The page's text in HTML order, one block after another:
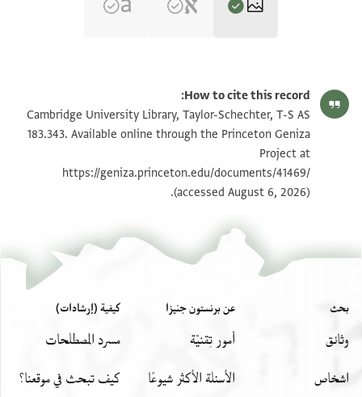
T-S AS 183.343 1v تكبير و تدوير
بيان أذونات الصورة
How to cite this record:
Cambridge University Library, Taylor-Schechter, T-S AS
183.343. Available online through the Princeton Geniza
Project at
https://geniza.princeton.edu/documents/41469/
(accessed August 6, 2026).
بحث
وثائق
اشخاص
عن برنستون جنيزا
أمور تِقنيّة
الأسئلة الأكثر شيوعًا
كيفية (إرشادات)
مسرد المصطلحات
كيف تبحث في موقعنا؟